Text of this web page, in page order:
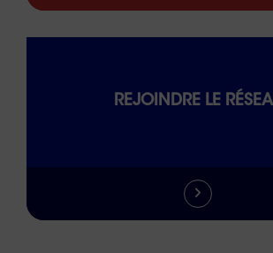
REJOINDRE LE